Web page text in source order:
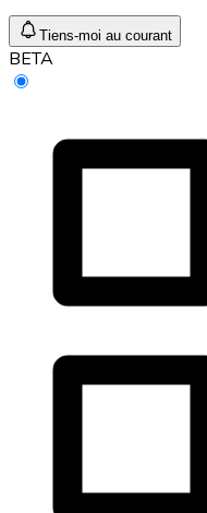
Tiens-moi au courant
BETA